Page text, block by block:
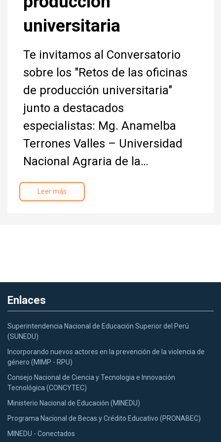
universitaria
Te invitamos al Conversatorio
sobre los "Retos de las oficinas
de producción universitaria"
junto a destacados
especialistas: Mg. Anamelba
Terrones Valles – Universidad
Nacional Agraria de la…
Leer más
Enlaces
Superintendencia Nacional de Educación Superior del Perú
(SUNEDU)
Incorporando nuevos actores en la prevención de la violencia de
género (MIMP - RPU)
Consejo Nacional de Ciencia y Tecnologia e Innovación
Tecnológica (CONCYTEC)
Ministerio Nacional de Educación (MINEDU)
Programa Nacional de Becas y Crédito Educativo (PRONABEC)
MINEDU - Conectados